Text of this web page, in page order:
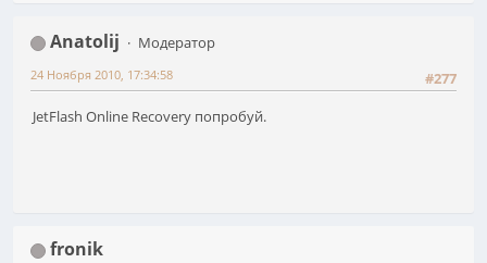
Anatolij
Модератор
#277
24 Ноября 2010, 17:34:58
JetFlash Online Recovery попробуй.
fronik